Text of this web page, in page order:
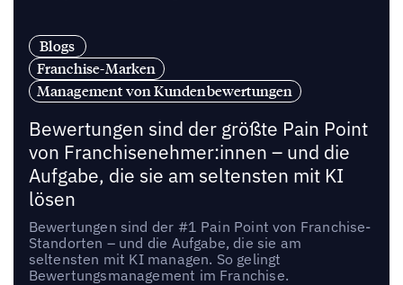
Blogs
Franchise-Marken
Management von Kundenbewertungen
Bewertungen sind der größte Pain Point
von Franchisenehmer:innen – und die
Aufgabe, die sie am seltensten mit KI
lösen
Bewertungen sind der #1 Pain Point von Franchise-
Standorten – und die Aufgabe, die sie am
seltensten mit KI managen. So gelingt
Bewertungsmanagement im Franchise.